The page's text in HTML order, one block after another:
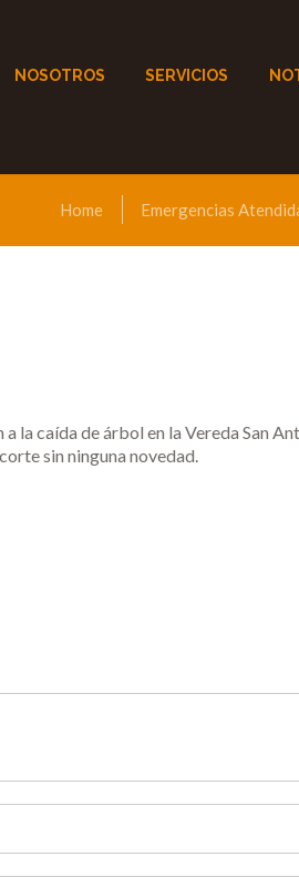
NOSOTROS SERVICIOS
Home Emergencias
la caída de árbol en la Vereda San
sin ninguna novedad.